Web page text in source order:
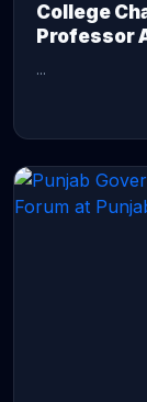
College
Professor
...